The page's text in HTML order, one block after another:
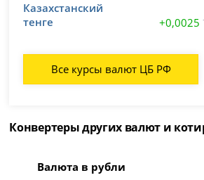
Казахстанский
тенге
+0,0025
Все курсы валют ЦБ РФ
Конвертеры других валют и
Валюта в рубли